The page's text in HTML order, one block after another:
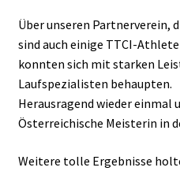
Über unseren Partnerverein,
sind auch einige TTCI-
konnten sich mit starken
Laufspezialisten behaupten.
Herausragend wieder einmal
Österreichische Meisterin in
Weitere tolle Ergebnisse